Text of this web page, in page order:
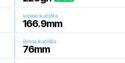
visina kućišta
166.9mm
širina kućišta
76mm